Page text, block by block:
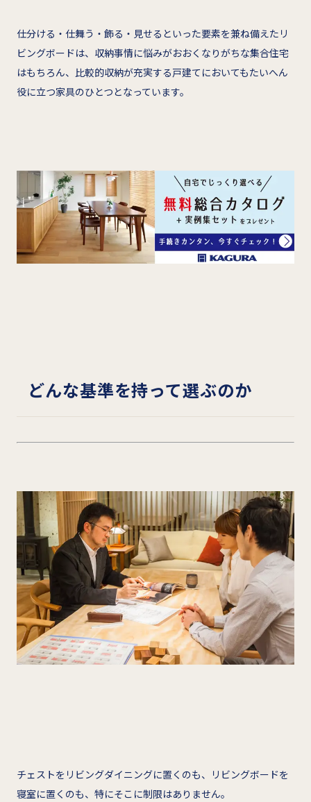
仕分ける・仕舞う・飾る・見せるといった要素を兼ね備えたリ
ビングボードは、収納事情に悩みがおおくなりがちな集合住宅
はもちろん、比較的収納が充実する戸建てにおいてもたいへん
役に立つ家具のひとつとなっています。
どんな基準を持って選ぶのか
チェストをリビングダイニングに置くのも、リビングボードを
寝室に置くのも、特にそこに制限はありません。